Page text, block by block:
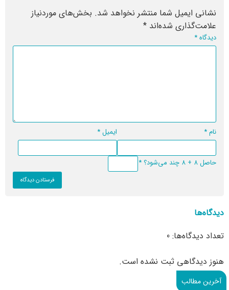
نشانی ایمیل شما منتشر نخواهد شد. بخش‌های موردنیاز
علامت‌گذاری شده‌اند *
دیدگاه*
نام* ایمیل*
حاصل 8 + 8 چند می‌شود؟ *
دیدگاه‌ها
تعداد دیدگاه‌ها: 0
هنوز دیدگاهی ثبت نشده است.
آخرین مطالب